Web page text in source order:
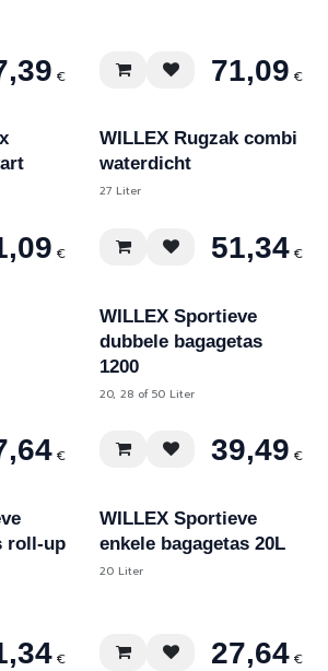
€ 71,09 €
€
Div. kleuren
WILLEX Rugzak combi
waterdicht
27 Liter
51,34€
€
Div. kleuren
WILLEX Sportieve
dubbele bagagetas
1200
20, 28 of 50 Liter
39,49 €
roll-up
€
WILLEX Sportieve
enkele bagagetas 20L
20 Liter
27,64€